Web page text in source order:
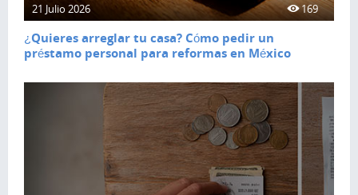
21 Julio 2026 169
¿Quieres arreglar tu casa? Cómo pedir un
préstamo personal para reformas en México